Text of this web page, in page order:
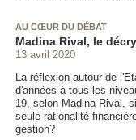
AU CŒUR DU DÉBAT
Madina Rival, le
13 avril 2020
La réflexion autour de
d'années à tous les
19, selon Madina Rival,
seule rationalité
gestion?